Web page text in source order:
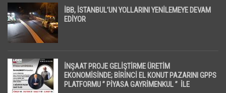
İBB, İSTANBUL’UN YOLLARINI YENİLEMEYE DEVAM
EDİYOR
İNŞAAT PROJE GELİŞTİRME ÜRETİM
EKONOMİSİNDE; BİRİNCİ EL KONUT PAZARINI GPPS
PLATFORMU ” PİYASA GAYRİMENKUL ” İLE